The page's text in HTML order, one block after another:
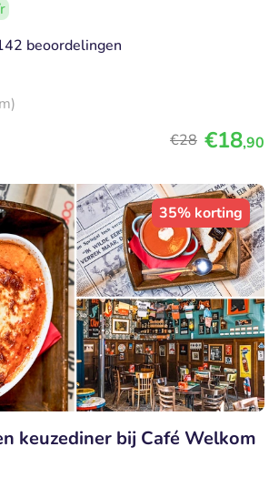
beoordelingen
€28 €18,90
35% korting
keuzediner bij Café Welkom